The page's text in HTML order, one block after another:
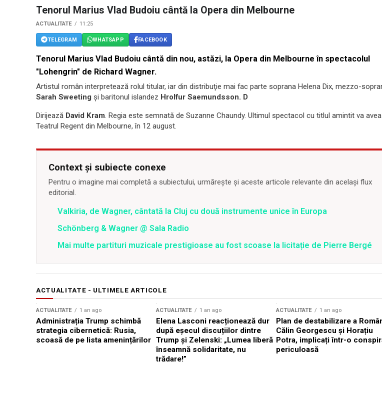
Tenorul Marius Vlad Budoiu cântă la Opera din Melbourne
ACTUALITATE 11:25
TELEGRAM WHATSAPP FACEBOOK
Tenorul Marius Vlad Budoiu cântă din nou, astăzi, la Opera din Melbourne în spectacolul
"Lohengrin" de Richard Wagner.
Artistul român interpretează rolul titular, iar din distribuţie mai fac parte soprana Helena Dix, mezzo-
Sarah Sweeting şi baritonul islandez Hrolfur Saemundsson. D
Dirijează David Kram. Regia este semnată de Suzanne Chaundy. Ultimul spectacol cu titlul amintit va
Teatrul Regent din Melbourne, în 12 august.
Context și subiecte conexe
Pentru o imagine mai completă a subiectului, urmărește și aceste articole relevante din același flux
editorial.
Valkiria, de Wagner, cântată la Cluj cu două instrumente unice în Europa
Schönberg & Wagner @ Sala Radio
Mai multe partituri muzicale prestigioase au fost scoase la licitație de Pierre Bergé
ACTUALITATE - ULTIMELE ARTICOLE
ACTUALITATE 1 an ago
Administrația Trump schimbă
strategia cibernetică: Rusia,
scoasă de pe lista amenințărilor
ACTUALITATE 1 an ago
Elena Lasconi reacționează dur
după eșecul discuțiilor dintre
Trump și Zelenski: „Lumea liberă
înseamnă solidaritate, nu
trădare!”
ACTUALITATE 1 an ago
Plan de destabilizare a
Călin Georgescu și Horațiu
Potra, implicați într-o
periculoasă